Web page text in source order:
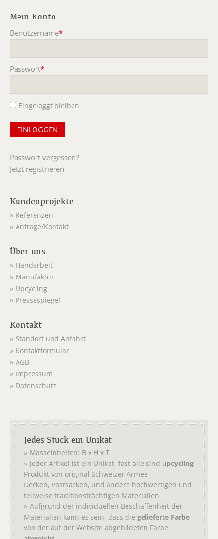
Mein Konto
Benutzername*
Passwort*
Eingeloggt bleiben
Passwort vergessen?
Jetzt registrieren
Kundenprojekte
Referenzen
Anfrage/Kontakt
Über uns
Handarbeit
Manufaktur
Upcycling
Pressespiegel
Kontakt
Standort und Anfahrt
Kontaktformular
AGB
Impressum
Datenschutz
Jedes Stück ein Unikat
Masseinheiten: B x H x T
Jeder Artikel ist ein Unikat, fast alle sind upcycling
Produkt von original Schweizer Armee
Decken, Postsäcken, und andere hochwertigen und
teilweise traditionsträchtigen Materialien
Aufgrund der individuellen Beschaffenheit der
Materialien kann es sein, dass die gelieferte Farbe
von der auf der Website abgebildeten Farbe